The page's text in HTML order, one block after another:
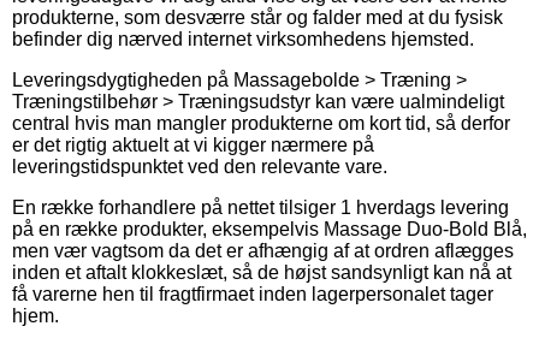
produkterne, som desværre står og falder med at du fysisk
befinder dig nærved internet virksomhedens hjemsted.
Leveringsdygtigheden på Massagebolde > Træning >
Træningstilbehør > Træningsudstyr kan være ualmindeligt
central hvis man mangler produkterne om kort tid, så derfor
er det rigtig aktuelt at vi kigger nærmere på
leveringstidspunktet ved den relevante vare.
En række forhandlere på nettet tilsiger 1 hverdags levering
på en række produkter, eksempelvis Massage Duo-Bold Blå,
men vær vagtsom da det er afhængig af at ordren aflægges
inden et aftalt klokkeslæt, så de højst sandsynligt kan nå at
få varerne hen til fragtfirmaet inden lagerpersonalet tager
hjem.